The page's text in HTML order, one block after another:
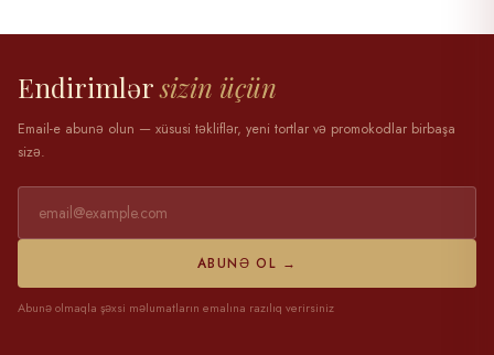
Endirimlərsizin üçün
Email-e abunə olun — xüsusi təkliflər, yeni tortlar və promokodlar birbaşa
sizə.
ABUNƏ OL →
Abunə olmaqla şəxsi məlumatların emalına razılıq verirsiniz